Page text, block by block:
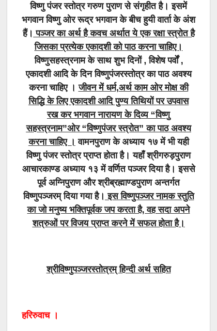
विष्णु पंजर स्तोत्र गरुण पुराण से संगृहीत है। इसमें
भगवान विष्णु ओर रूद्र भगवान के बीच हुयी वार्ता के अंश
हैं। पञ्जर का अर्थ है कवच अर्थात ये एक रक्षा स्त्रोत है
जिसका प्रत्येक एकादशी को पाठ करना चाहिए।
विष्णुसहस्त्रनाम के साथ शुभ दिनों , विशेष पर्वों ,
एकादशी आदि के दिन विष्णुपंजरस्तोत्र का पाठ अवश्य
करना चाहिए ।जीवन में धर्म,अर्थ काम ओर मोक्ष की
सिद्धि के लिए एकादशी आदि पुण्य तिथियों पर उपवास
रख कर भगवान नारायण के दिव्य “विष्णु
सहस्त्रनाम”ओर “विष्णुपंजर स्त्रोत” का पाठ अवश्य
करना चाहिए । वामनपुराण के अध्याय १७ में भी यही
विष्णु पंजर स्तोत्र प्राप्त होता है। यहाँ श्रीगरुड़पुराण
आचारकाण्ड अध्याय १३ में वर्णित पञ्जर दिया है। इससे
पूर्व अग्निपुराण और श्रीब्रह्माण्डपुराण अन्तर्गत
विष्णुपञ्जरम् दिया गया है। इस विष्णुपञ्जर नामक स्तुति
का जो मनुष्य भक्तिपूर्वक जप करता है, वह सदा अपने
शत्रुओं पर विजय प्राप्त करने में सफल होता है।
श्रीविष्णुपञ्जरस्तोत्रम् हिन्दी अर्थ सहित
हरिरुवाच ।